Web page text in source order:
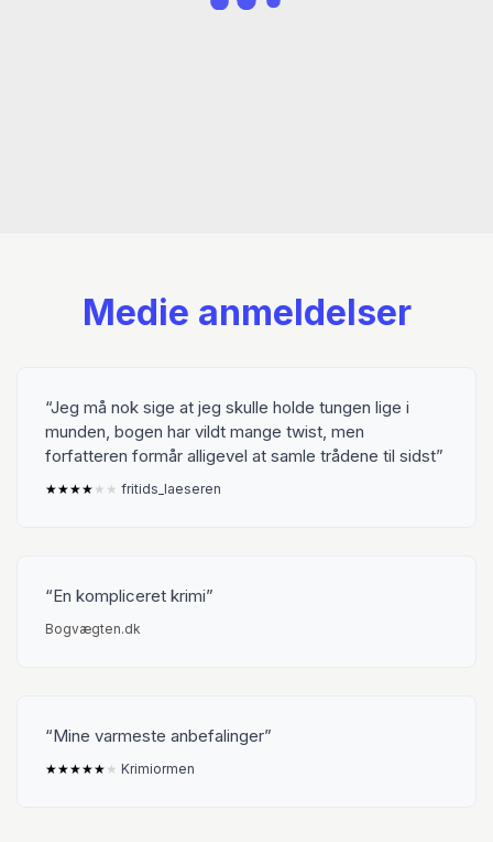
Medie anmeldelser
Jeg må nok sige at jeg skulle holde tungen lige i
munden, bogen har vildt mange twist, men
forfatteren formår alligevel at samle trådene til sidst
★★★★ ★ ★ fritids_laeseren
En kompliceret krimi
Bogvægten.dk
Mine varmeste anbefalinger
★★★★★ ★ Krimiormen